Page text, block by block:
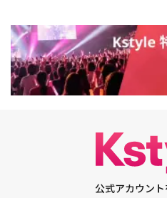
公式アカウント